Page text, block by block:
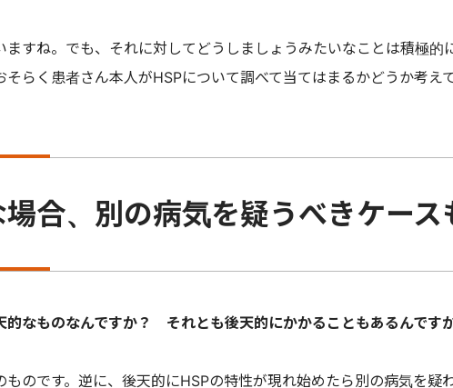
ますね。でも、それに対してどうしましょうみたいなことは積極的
そらく患者さん本人がHSPについて調べて当てはまるかどうか考え
合、別の病気を疑うべきケース
なものなんですか？ それとも後天的にかかることもあるんです
ものです。逆に、後天的にHSPの特性が現れ始めたら別の病気を疑